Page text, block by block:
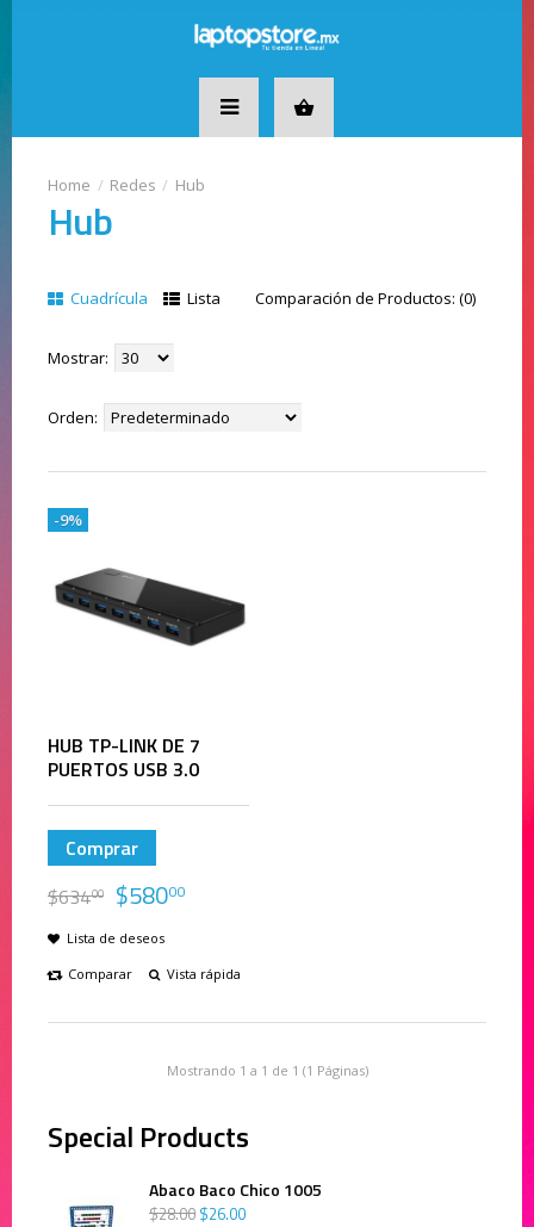
Redes Hub
Hub
Cuadrícula Lista Comparación de Productos: (0)
Mostrar:
Orden:
HUB TP-LINK DE 7
PUERTOS USB 3.0
Comprar
$63400 $58000
Lista de deseos
Comparar
Vista rápida
-9%
Mostrando 1 a 1 de 1 (1 Páginas)
Special Products
Abaco Baco Chico 1005
$28.00 $26.00